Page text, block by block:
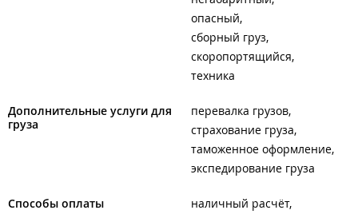
опасный
сборный груз
скоропортящийся
техника
Дополнительные услуги для
груза
перевалка грузов
страхование груза
таможенное оформление
экспедирование груза
Способы оплаты
наличный расчёт